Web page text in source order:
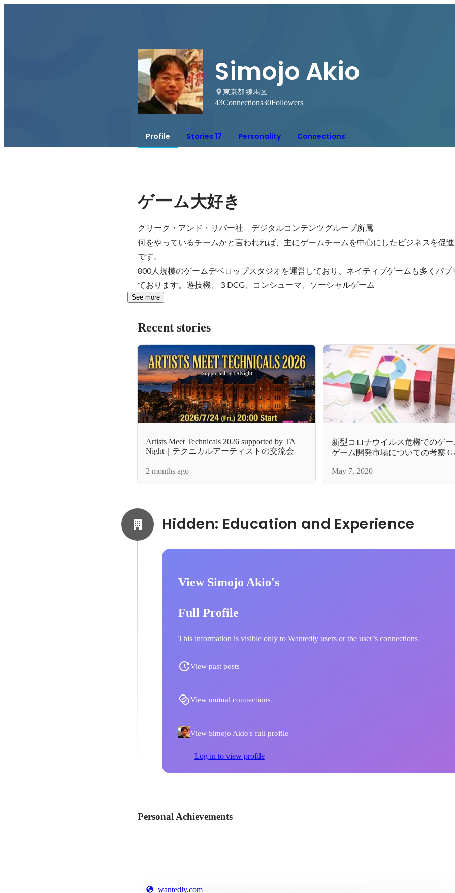
Simojo Akio
東京都 練馬区
43Connections30Followers
Profile Stories 17 Personality Connections
ゲーム大好き
クリーク・アンド・リバー社　デジタルコンテンツグループ所属
何をやっているチームかと言われれば、主にゲームチームを中心にしたビジネスを促
です。
800人規模のゲームデベロップスタジオを運営しており、ネイティブゲームも多くパブ
ております。遊技機、３DCG、コンシューマ、ソーシャルゲーム
See more
Recent stories
Artists Meet Technicals 2026 supported by TA
Night｜テクニカルアーティストの交流会
2 months ago
新型コロナウイルス危機でのゲー
ゲーム開発市場についての考察
May 7, 2020
View Simojo Akio's
Full Profile
This information is visible only to Wantedly users or the user’s connections
View past posts
View mutual connections
View Simojo Akio's full profile
Log in to view profile
Personal Achievements
wantedly.com